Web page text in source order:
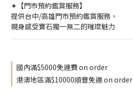
✦【門市預約鑑賞服務】
提供台中/高雄門市預約鑑賞服務，
親身感受寶石獨一無二的璀璨魅力
國內滿$5000免運費 on order
港澳地區滿$10000順豐免運 on order